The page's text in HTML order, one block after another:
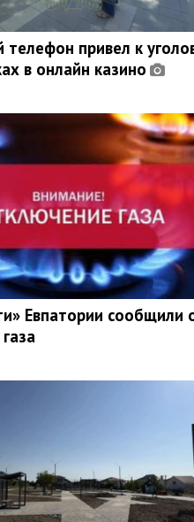
привел к
в онлайн казино
Евпатории сообщили